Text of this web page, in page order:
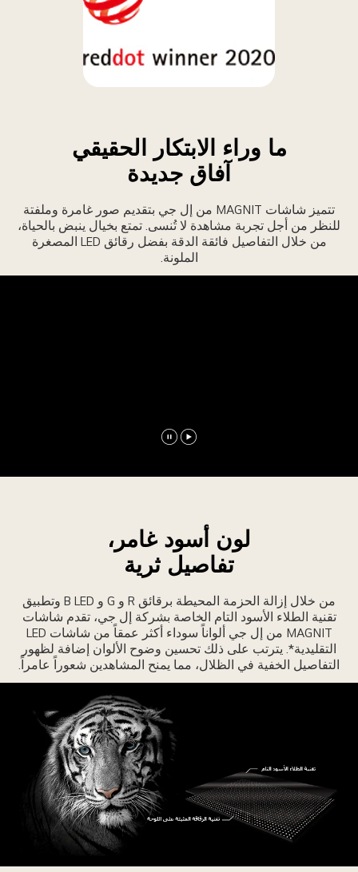
ما وراء الابتكار الحقيقي
آفاق جديدة
تتميز شاشات MAGNIT من إل جي بتقديم صور غامرة وملفتة
للنظر من أجل تجربة مشاهدة لا تُنسى. تمتع بخيال ينبض بالحياة،
من خلال التفاصيل فائقة الدقة بفضل رقائق LED المصغرة
الملونة.
الفيديوالمؤقت
لون أسود غامر،
تفاصيل ثرية
من خلال إزالة الحزمة المحيطة برقائق R و G و B LED وتطبيق
تقنية الطلاء الأسود التام الخاصة بشركة إل جي، تقدم شاشات
MAGNIT من إل جي ألواناً سوداء أكثر عمقاً من شاشات LED
التقليدية*. يترتب على ذلك تحسين وضوح الألوان إضافة لظهور
التفاصيل الخفية في الظلال، مما يمنح المشاهدين شعوراً عامراً.